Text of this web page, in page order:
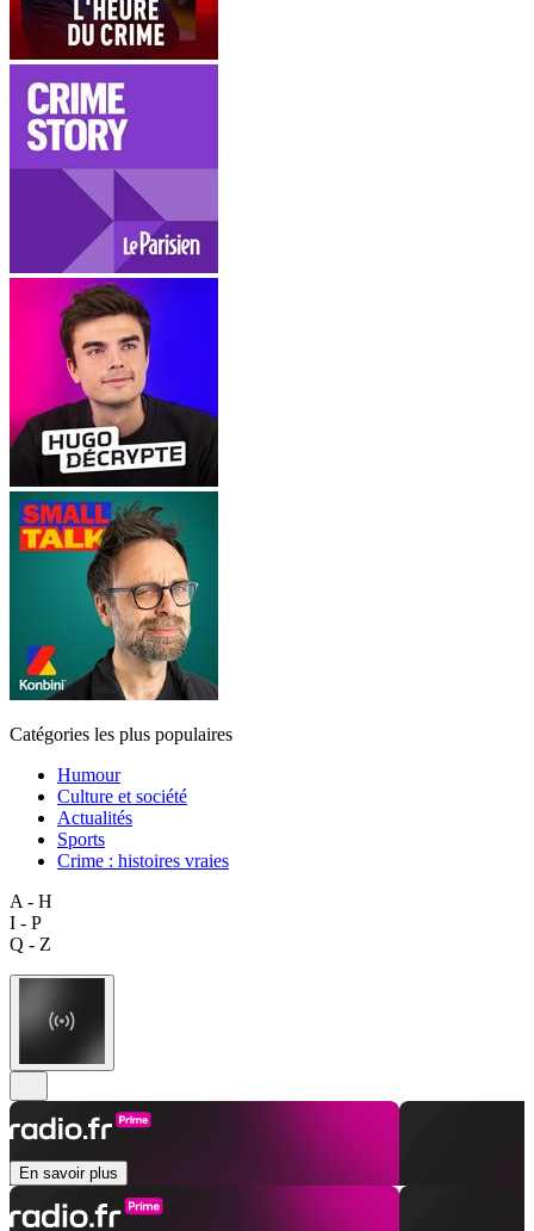
Catégories les plus populaires
Humour
Culture et société
Actualités
Sports
Crime : histoires vraies
A - H
I - P
Q - Z
En savoir plus